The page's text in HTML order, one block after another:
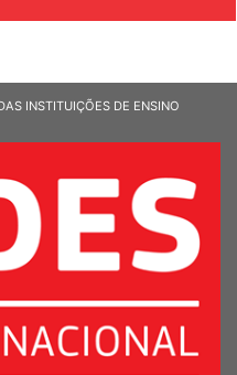
INSTITUIÇÕES DE ENSINO